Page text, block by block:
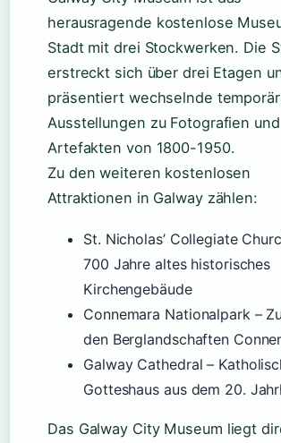
herausragende kostenlose
Stadt mit drei Stockwerken. Die
erstreckt sich über drei Etagen
präsentiert wechselnde
Ausstellungen zu Fotografien und
Artefakten von 1800-1950.
Zu den weiteren kostenlosen
Attraktionen in Galway zählen:
St. Nicholas’ Collegiate
700 Jahre altes historisches
Kirchengebäude
Connemara Nationalpark –
den Berglandschaften
Galway Cathedral –
Gotteshaus aus dem 20.
Das Galway City Museum liegt